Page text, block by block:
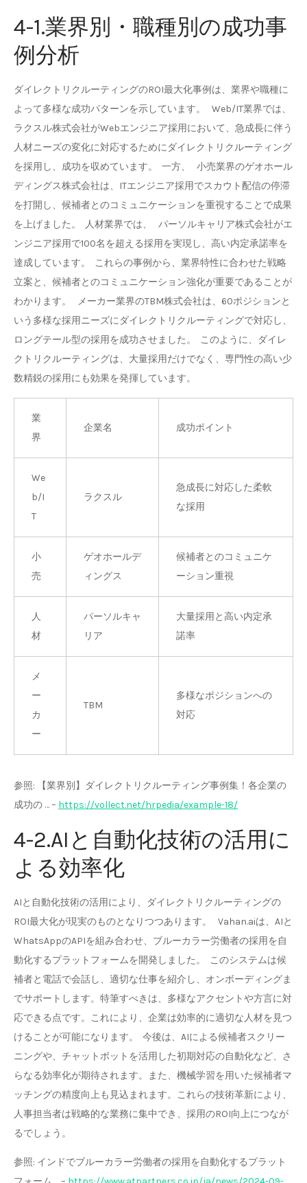
4-1.業界別・職種別の成功事
例分析
ダイレクトリクルーティングのROI最大化事例は、業界や職種に
よって多様な成功パターンを示しています。 Web/IT業界では、
ラクスル株式会社がWebエンジニア採用において、急成長に伴う
人材ニーズの変化に対応するためにダイレクトリクルーティング
を採用し、成功を収めています。 一方、 小売業界のゲオホール
ディングス株式会社は、ITエンジニア採用でスカウト配信の停滞
を打開し、候補者とのコミュニケーションを重視することで成果
を上げました。 人材業界では、 パーソルキャリア株式会社がエ
ンジニア採用で100名を超える採用を実現し、高い内定承諾率を
達成しています。 これらの事例から、業界特性に合わせた戦略
立案と、候補者とのコミュニケーション強化が重要であることが
わかります。 メーカー業界のTBM株式会社は、60ポジションと
いう多様な採用ニーズにダイレクトリクルーティングで対応し、
ロングテール型の採用を成功させました。 このように、ダイレ
クトリクルーティングは、大量採用だけでなく、専門性の高い少
数精鋭の採用にも効果を発揮しています。
業
界
企業名 成功ポイント
We
b/I
T
ラクスル
急成長に対応した柔軟
な採用
小
売
ゲオホールデ
ィングス
候補者とのコミュニケ
ーション重視
人
材
パーソルキャ
リア
大量採用と高い内定承
諾率
メ
ー
カ
ー
TBM
多様なポジションへの
対応
参照: 【業界別】ダイレクトリクルーティング事例集！各企業の
成功の … – https://vollect.net/hrpedia/example-18/
4-2.AIと自動化技術の活用に
よる効率化
AIと自動化技術の活用により、ダイレクトリクルーティングの
ROI最大化が現実のものとなりつつあります。 Vahan.aiは、AIと
WhatsAppのAPIを組み合わせ、ブルーカラー労働者の採用を自
動化するプラットフォームを開発しました。 このシステムは候
補者と電話で会話し、適切な仕事を紹介し、オンボーディングま
でサポートします。特筆すべきは、多様なアクセントや方言に対
応できる点です。これにより、企業は効率的に適切な人材を見つ
けることが可能になります。 今後は、AIによる候補者スクリー
ニングや、チャットボットを活用した初期対応の自動化など、さ
らなる効率化が期待されます。また、機械学習を用いた候補者マ
ッチングの精度向上も見込まれます。これらの技術革新により、
人事担当者は戦略的な業務に集中でき、採用のROI向上につなが
るでしょう。
参照: インドでブルーカラー労働者の採用を自動化するプラット